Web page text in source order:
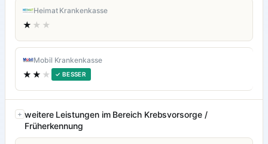
Heimat Krankenkasse
★ ★★
Mobil Krankenkasse
★★ ★ ✓ BESSER
weitere Leistungen im Bereich Krebsvorsorge /
Früherkennung